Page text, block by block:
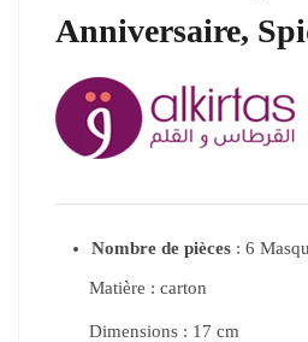
Anniversaire,
Nombre de pièces : 6
Matière : carton
Dimensions : 17 cm